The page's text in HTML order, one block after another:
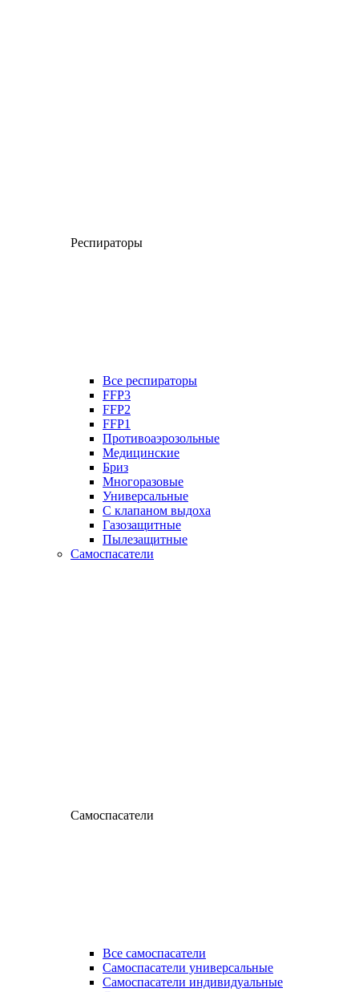
Респираторы
Все респираторы
FFP3
FFP2
FFP1
Противоаэрозольные
Медицинские
Бриз
Многоразовые
Универсальные
С клапаном выдоха
Газозащитные
Пылезащитные
Самоспасатели
Самоспасатели
Все самоспасатели
Самоспасатели универсальные
Самоспасатели индивидуальные